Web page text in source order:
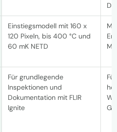
Einstiegsmodell mit 160 x
120 Pixeln, bis 400 °C und
60 mK NETD
Für grundlegende
Inspektionen und
Dokumentation mit FLIR
Ignite